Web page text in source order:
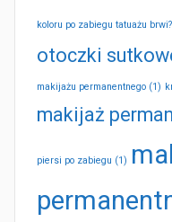
koloru po zabiegu tatuażu brwi?
otoczki
makijażu permanentnego (1)
makijaż
piersi po zabiegu (1)